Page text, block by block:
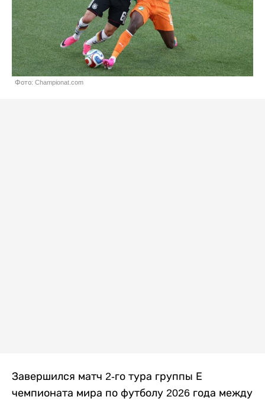
Фото: Championat.com
Завершился матч 2-го тура группы Е
чемпионата мира по футболу 2026 года между